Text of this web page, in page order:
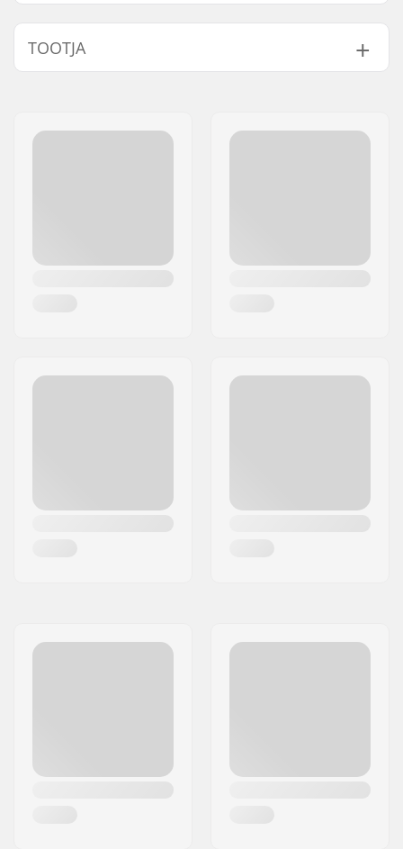
Ratta läbimõõt:
150mm
Ratta laius:
Ratta tüüp:
Air tire
TOOTJA
Aadress:
Esbachgraben 1